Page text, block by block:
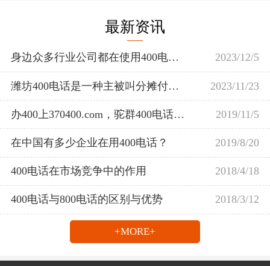
最新资讯
身边众多行业公司都在使用400电话。 2023/12/5
潍坊400电话是一种主被叫分摊付费电话业务 2023/11/23
办400上370400.com，驼群400电话受理中心 2019/11/5
在中国有多少企业在用400电话？ 2019/8/20
400电话在市场竞争中的作用 2018/4/18
400电话与800电话的区别与优势 2018/3/12
+MORE+